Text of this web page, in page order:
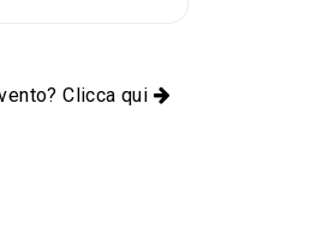
Clicca qui